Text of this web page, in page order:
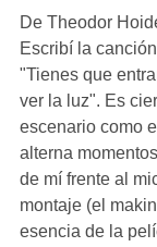
De Theodor
Escribí la
"Tienes que
ver la luz". Es
escenario como
alterna
de mí frente al
montaje (el
esencia de la